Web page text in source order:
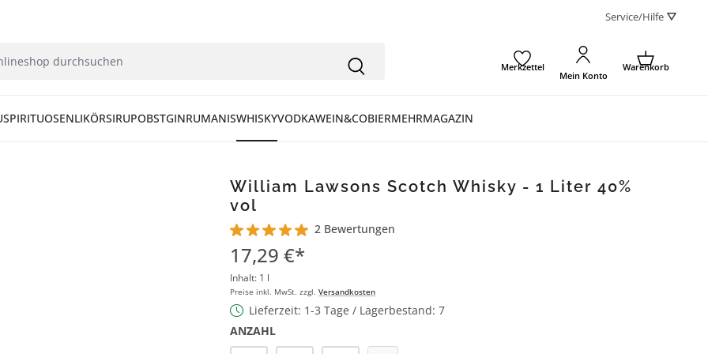
Service/Hilfe ⛛
Merkzettel
Mein Konto
Warenkorb
SPIRITUOSENLIKÖRSIRUPOBSTGINRUMANISWHISKYVODKAWEIN&COBIERMEHRMAGAZIN
William Lawsons Scotch Whisky - 1 Liter 40%
vol
Durchschnittliche Bewertung von 5 von 5 Sternen
2 Bewertungen
17,29 €*
Inhalt: 1 l
Preise inkl. MwSt. zzgl. Versandkosten
Lieferzeit: 1-3 Tage / Lagerbestand: 7
ANZAHL